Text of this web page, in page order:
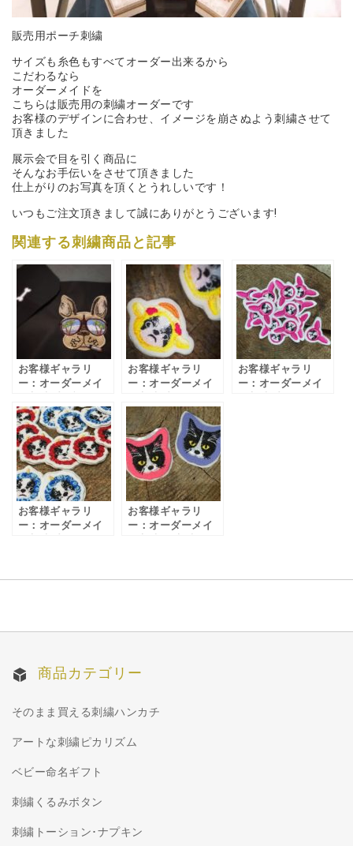
販売用ポーチ刺繍
サイズも糸色もすべてオーダー出来るから
こだわるなら
オーダーメイドを
こちらは販売用の刺繍オーダーです
お客様のデザインに合わせ、イメージを崩さぬよう刺繍させて
頂きました
展示会で目を引く商品に
そんなお手伝いをさせて頂きました
仕上がりのお写真を頂くとうれしいです！
いつもご注文頂きまして誠にありがとうございます!
関連する刺繍商品と記事
お客様ギャラリ
ー：オーダーメイ
クデザインの刺繍
制作
お客様ギャラリ
ー：オーダーメイ
物ワッペン制作
お客様ギャラリ
ー：オーダーメイ
お客様ギャラリ
ー：オーダーメイ
お客様ギャラリ
ー：オーダーメイ
商品カテゴリー
そのまま買える刺繍ハンカチ
アートな刺繍ピカリズム
ベビー命名ギフト
刺繍くるみボタン
刺繍トーション･ナプキン